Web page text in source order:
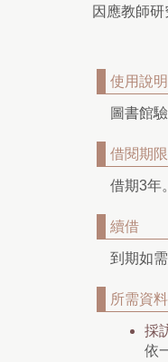
這
因應教師
使用說明
圖書館
借閱期限
借期3年。
續借
到期如
所需資料
採
依